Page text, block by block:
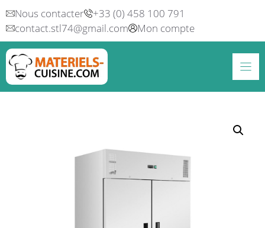
Aller
au
contenu
Nous contacter
+33 (0) 458 100 791
contact.stl74@gmail.com
Mon compte